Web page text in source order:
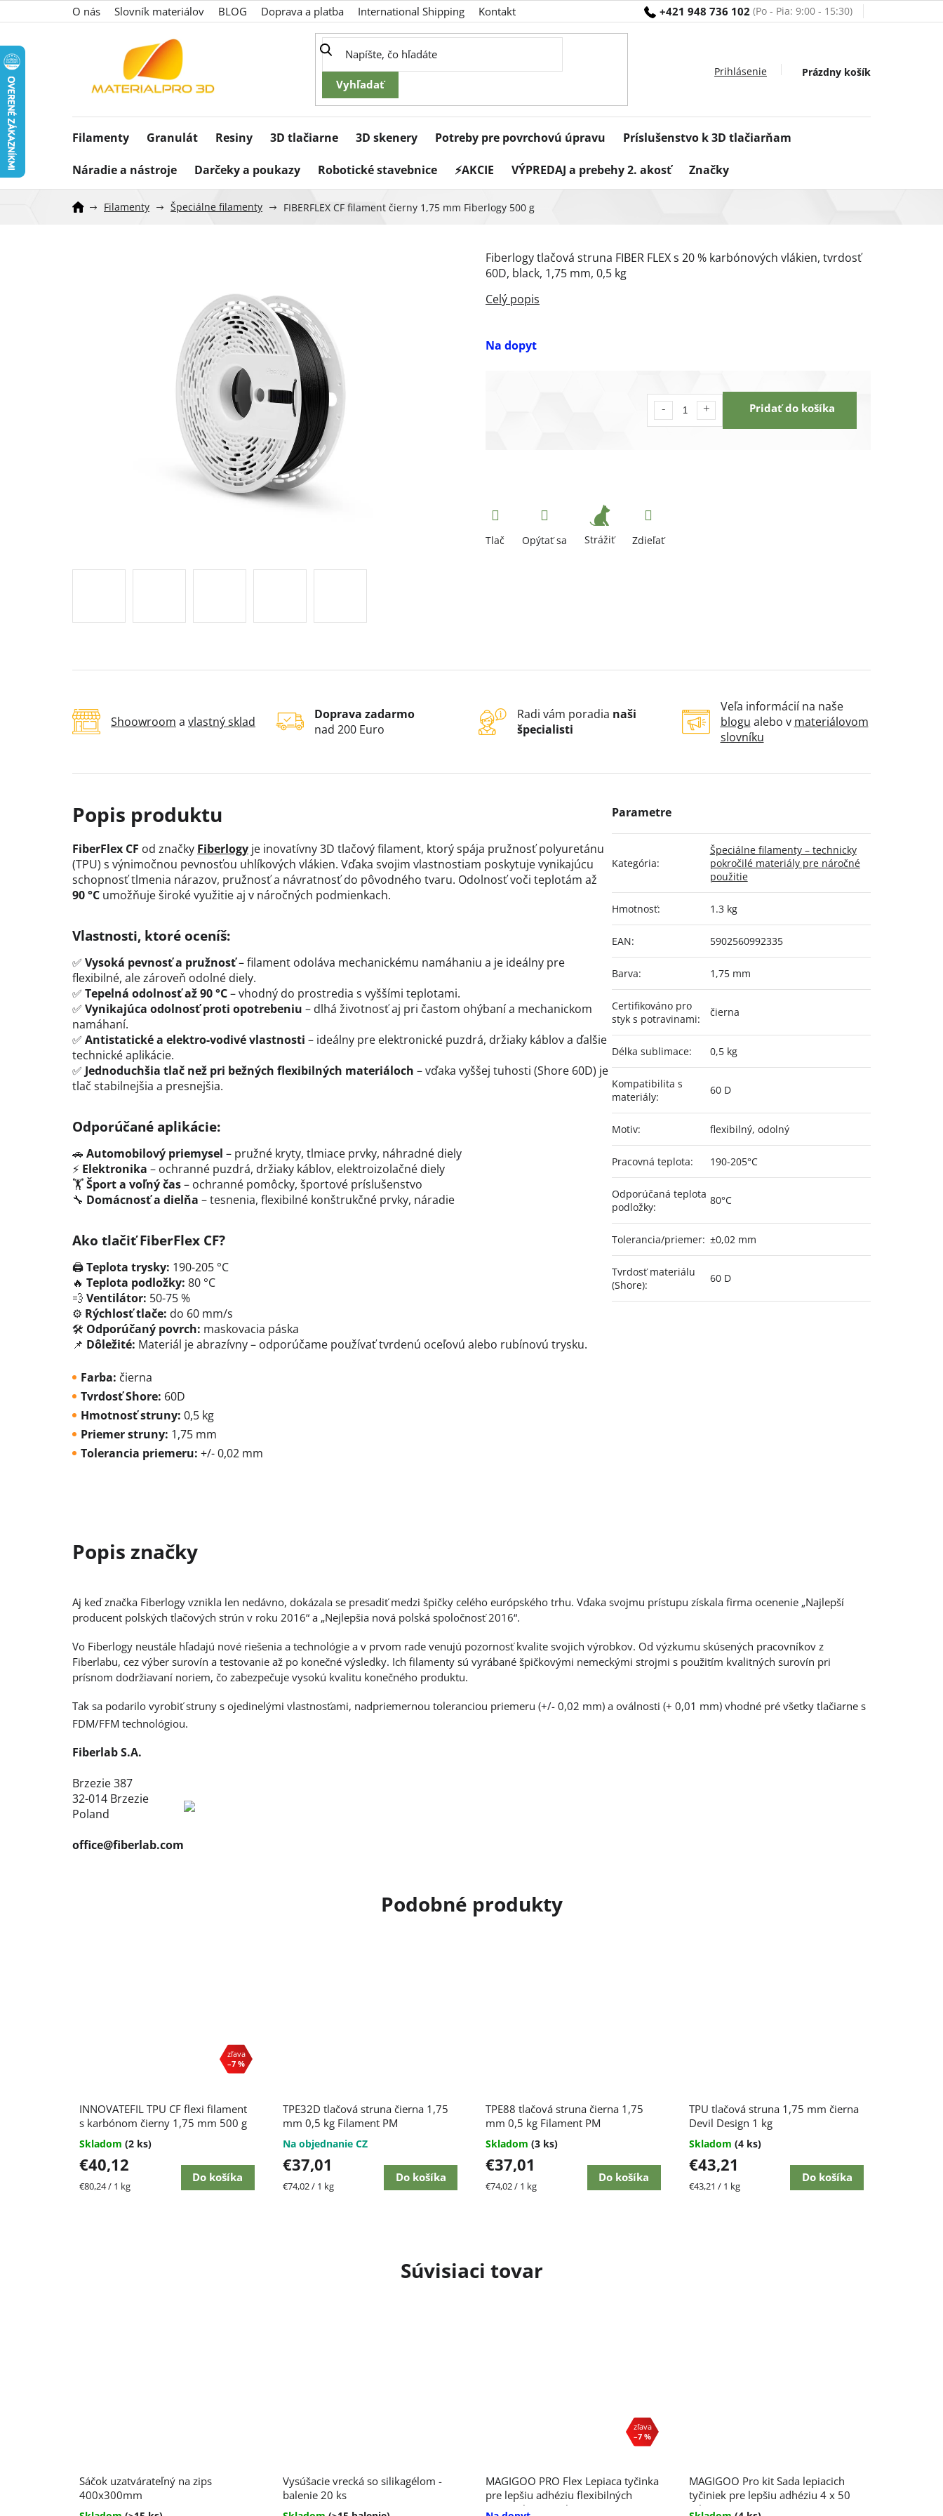
na
+421 948 736 102
O nás Slovník materiálov BLOG Doprava a platba International Shipping Kontakt
Nákupný
Prázdny košík
Filamenty Granulát Resiny 3D tlačiarne 3D skenery Potreby pre povrchovú úpravu Príslušenstvo k 3D tlačiarňam
Náradie a nástroje Darčeky a poukazy Robotické stavebnice ⚡AKCIE VÝPREDAJ a prebehy 2. akosť Značky
Filamenty Špeciálne filamenty FIBERFLEX CF filament čierny 1,75 mm Fiberlogy 500 g
Na dopyt
Pridať do košíka
Fiberlogy tlačová struna FIBER FLEX s 20 % karbónových vlákien, tvrdosť
60D, black, 1,75 mm, 0,5 kg
Tlač Opýtať sa Strážiť Zdieľať
Shoowroom a vlastný sklad
Doprava zadarmo
nad 200 Euro
Radi vám poradia naši
špecialisti
Veľa informácií na naše
blogu alebo v materiálovom
slovníku
Súvisiaci tovar
Sáčok uzatvárateľný na zips
400x300mm
hodnotenie
produktu
Vysúšacie vrecká so silikagélom -
balenie 20 ks
–7 %
MAGIGOO PRO Flex Lepiaca tyčinka
pre lepšiu adhéziu flexibilných
materiálov 50 ml
MAGIGOO Pro kit Sada lepiacich
tyčiniek pre lepšiu adhéziu 4 x 50
ml
FiberFlex CF od značky Fiberlogy je inovatívny 3D tlačový filament, ktorý spája pružnosť polyuretánu
(TPU) s výnimočnou pevnosťou uhlíkových vlákien. Vďaka svojim vlastnostiam poskytuje vynikajúcu
schopnosť tlmenia nárazov, pružnosť a návratnosť do pôvodného tvaru. Odolnosť voči teplotám až
90 °C umožňuje široké využitie aj v náročných podmienkach.
Vlastnosti, ktoré oceníš:
✅ Vysoká pevnosť a pružnosť– filament odoláva mechanickému namáhaniu a je ideálny pre
flexibilné, ale zároveň odolné diely.
✅ Tepelná odolnosť až 90 °C– vhodný do prostredia s vyššími teplotami.
✅ Vynikajúca odolnosť proti opotrebeniu – dlhá životnosť aj pri častom ohýbaní a mechanickom
namáhaní.
✅ Antistatické a elektro-vodivé vlastnosti – ideálny pre elektronické puzdrá, držiaky káblov a ďalšie
technické aplikácie.
✅ Jednoduchšia tlač než pri bežných flexibilných materiáloch – vďaka vyššej tuhosti (Shore 60D) je
tlač stabilnejšia a presnejšia.
Odporúčané aplikácie:
🚗 Automobilový priemysel – pružné kryty, tlmiace prvky, náhradné diely
⚡ Elektronika – ochranné puzdrá, držiaky káblov, elektroizolačné diely
🏋Šport a voľný čas– ochranné pomôcky, športové príslušenstvo
🔧 Domácnosť a dielňa – tesnenia, flexibilné konštrukčné prvky, náradie
Ako tlačiť FiberFlex CF?
🖨Teplota trysky: 190-205 °C
🔥 Teplota podložky: 80 °C
💨 Ventilátor: 50-75 %
⚙ Rýchlosť tlače: do 60 mm/s
🛠 Odporúčaný povrch: maskovacia páska
📌 Dôležité: Materiál je abrazívny – odporúčame používať tvrdenú oceľovú alebo rubínovú trysku.
Farba: čierna
Tvrdosť Shore: 60D
Hmotnosť struny: 0,5 kg
Priemer struny: 1,75 mm
Tolerancia priemeru: +/- 0,02 mm
Kategória:
Špeciálne filamenty – technicky
pokročilé materiály pre náročné
použitie
Hmotnosť: 1.3 kg
EAN: 5902560992335
Barva: 1,75 mm
Certifikováno pro
styk s potravinami:
čierna
Délka sublimace: 0,5 kg
Kompatibilita s
materiály:
60 D
Motiv: flexibilný, odolný
Pracovná teplota: 190-205°C
Odporúčaná teplota
podložky:
80°C
Tolerancia/priemer: ±0,02 mm
Tvrdosť materiálu
(Shore):
60 D
–7 %
INNOVATEFIL TPU CF flexi filament
s karbónom čierny 1,75 mm 500 g
hodnotenie
produktu
5,0
z
hviezdičiek.
Skladom (2 ks)
€40,12
Jednotková
€80,24 / 1 kg
Do košíka
TPE32D tlačová struna čierna 1,75
mm 0,5 kg Filament PM
Na objednanie CZ
€37,01
Jednotková
€74,02 / 1 kg
Do košíka
TPE88 tlačová struna čierna 1,75
mm 0,5 kg Filament PM
Skladom (3 ks)
€37,01
Jednotková
€74,02 / 1 kg
Do košíka
TPU tlačová struna 1,75 mm čierna
Devil Design 1 kg
Skladom (4 ks)
€43,21
Jednotková
€43,21 / 1 kg
Do košíka
Aj keď značka Fiberlogy vznikla len nedávno, dokázala se presadiť medzi špičky celého európského trhu. Vďaka svojmu prístupu získala firma ocenenie „Najlepší
producent polských tlačových strún v roku 2016“ a „Nejlepšia nová polská spoločnosť 2016“.
Vo Fiberlogy neustále hľadajú nové riešenia a technológie a v prvom rade venujú pozornosť kvalite svojich výrobkov. Od výzkumu skúsených pracovníkov z
Fiberlabu, cez výber surovín a testovanie až po konečné výsledky. Ich filamenty sú vyrábané špičkovými nemeckými strojmi s použitím kvalitných surovín pri
prísnom dodržiavaní noriem, čo zabezpečuje vysokú kvalitu konečného produktu.
Tak sa podarilo vyrobiť struny s ojedinelými vlastnosťami, nadpriemernou toleranciou priemeru (+/- 0,02 mm) a oválnosti (+ 0,01 mm) vhodné pré všetky tlačiarne s
FDM/FFM technológiou.
Fiberlab S.A.
Brzezie 387
32-014 Brzezie
Poland
office@fiberlab.com